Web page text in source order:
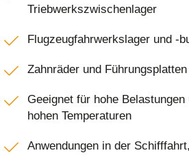
Triebwerkszwischenlager
Flugzeugfahrwerkslager und -
Zahnräder und Führungsplatten
Geeignet für hohe Belastungen
hohen Temperaturen
Anwendungen in der